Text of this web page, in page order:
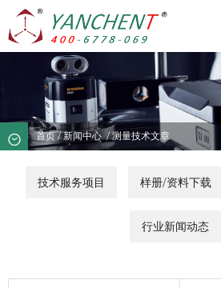
首页/新闻中心 /测量技术文章
技术服务项目 样册/资料下载
行业新闻动态